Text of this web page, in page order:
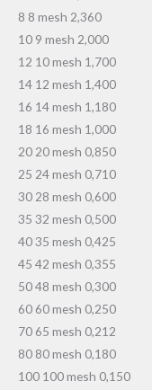
8 8 mesh 2,360
10 9 mesh 2,000
12 10 mesh 1,700
14 12 mesh 1,400
16 14 mesh 1,180
18 16 mesh 1,000
20 20 mesh 0,850
25 24 mesh 0,710
30 28 mesh 0,600
35 32 mesh 0,500
40 35 mesh 0,425
45 42 mesh 0,355
50 48 mesh 0,300
60 60 mesh 0,250
70 65 mesh 0,212
80 80 mesh 0,180
100 100 mesh 0,150